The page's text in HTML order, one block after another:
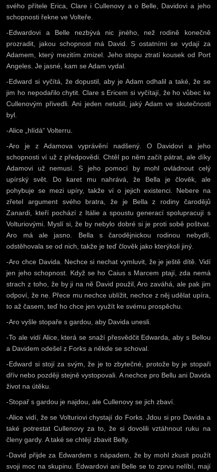
svého přítele Erica, Clare i Cullenovy a o Belle, Davidovi a jeho
schopnosti řekne ve Volteře.
-Edwardovi a Belle nezbývá nic jiného, než rodině konečně
prozradit, jakou schopnost má David. S ostatními se vydají za
Adamem, který mezitím zmizel. Jeho stopu ztratí kousek od Port
Angeles. Je jasné, kam se Adam vydal.
-Edward si vyčítá, že dopustil, aby je Adam odhalil a také, že se
jim ho nepodařilo chytit. Clare s Ericem si vyčítají, že ho vůbec ke
Cullenovým přivedli. Ani jeden netušil, jaký Adam ve skutečnosti
byl.
-Alice „hlídá“ Volterru.
-Aro je z Adamova vyprávění nadšený. O Davidovi a jeho
schopnosti ví už z předpovědi. Chtěl po něm začít pátrat, ale díky
Adamovi už nemusí. S jeho pomocí by mohl ovládnout celý
upírský svět. Do karet mu nahrává, že Bella je člověk, ale
pohybuje se mezi upíry, takže ví o jejich existenci. Nebere na
zřetel argument svého bratra, že je Bella z rodiny čarodějů
Zanardi, kteří pochází z Itálie a spoustu generací spolupracují s
Volturiovými. Myslí si, že by nebylo dobré si je proti sobě poštvat.
Aro má ale jasno. Bella s čarodějnickou rodinou nebydlí,
odstěhovala se od nich, takže je teď člověk jako kterýkoli jiný.
-Aro chce Davida. Nechce si nechat vymluvit, že je ještě dítě. Vidí
jen jeho schopnost. Když se ho Caius s Marcem ptají, zda nemá
strach z toho, že by ji na ně David použil, Aro zaváhá, ale pak jim
odpoví, že ne. Přece mu nechce ublížit, nechce z něj udělat upíra,
to až časem, teď ho chce jen využít ke svému prospěchu.
-Aro vyšle stopaře s gardou, aby Davida unesli.
-To ale vidí Alice, která se snaží přesvědčit Edwarda, aby s Bellou
a Davidem odešel z Forks a někde se schoval.
-Edward si stojí za svým, že je to zbytečné, protože by je stopaři
dřív nebo později stejně vystopovali. A nechce pro Bellu ani Davida
život na útěku.
-Stopař s gardou je najdou, ale Cullenovy se jich zbaví.
-Alice vidí, že se Volturiovi chystají do Forks. Jdou si pro Davida a
také potrestat Cullenovy za to, že si dovolili vztáhnout ruku na
členy gardy. A také se chtějí zbavit Belly.
-David přijde za Edwardem s nápadem, že by mohl zkusit použít
svoji moc na skupinu. Edwardovi ani Belle se to zprvu nelíbí, mají